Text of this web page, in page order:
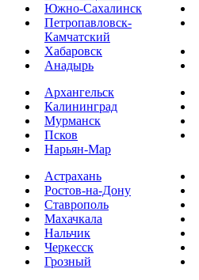
Южно-Сахалинск
Петропавловск-
Камчатский
Хабаровск
Анадырь
Архангельск
Калининград
Мурманск
Псков
Нарьян-Мар
Астрахань
Ростов-на-Дону
Ставрополь
Махачкала
Нальчик
Черкесск
Грозный